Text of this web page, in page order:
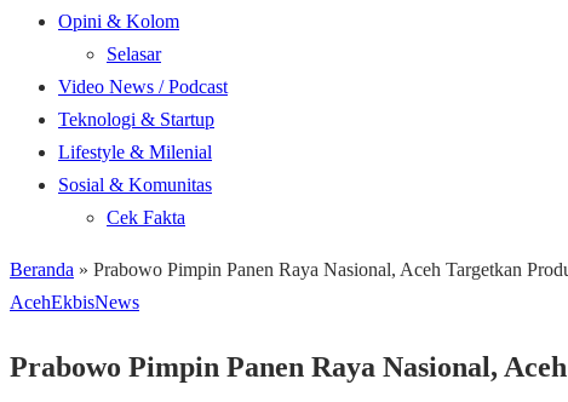
Opini & Kolom
Selasar
Video News / Podcast
Teknologi & Startup
Lifestyle & Milenial
Sosial & Komunitas
Cek Fakta
Beranda » Prabowo Pimpin Panen Raya Nasional, Aceh Targetkan
AcehEkbisNews
Prabowo Pimpin Panen Raya Nasional,